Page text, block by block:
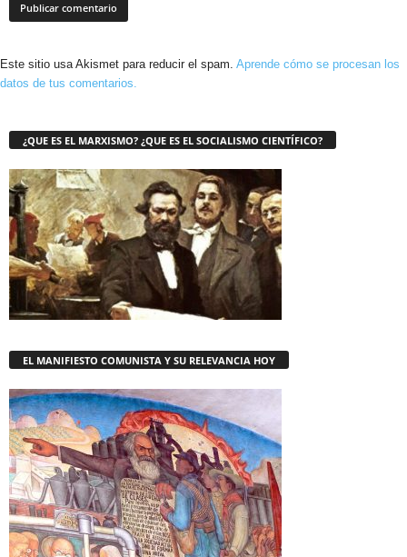
Este sitio usa Akismet para reducir el spam. Aprende cómo se procesan los
datos de tus comentarios.
¿QUE ES EL MARXISMO? ¿QUE ES EL SOCIALISMO CIENTÍFICO?
EL MANIFIESTO COMUNISTA Y SU RELEVANCIA HOY